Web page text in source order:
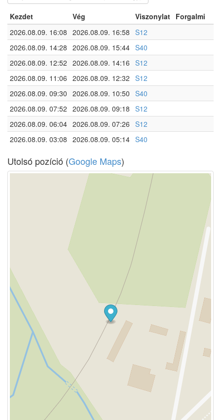
Kezdet Vég Viszonylat Forgalmi
2026.08.09. 16:08 2026.08.09. 16:58 S12
2026.08.09. 14:28 2026.08.09. 15:44 S40
2026.08.09. 12:52 2026.08.09. 14:16 S12
2026.08.09. 11:06 2026.08.09. 12:32 S12
2026.08.09. 09:30 2026.08.09. 10:50 S40
2026.08.09. 07:52 2026.08.09. 09:18 S12
2026.08.09. 06:04 2026.08.09. 07:26 S12
2026.08.09. 03:08 2026.08.09. 05:14 S40
Utolsó pozíció (Google Maps)